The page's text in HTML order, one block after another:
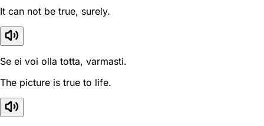
It can not be true, surely.
Se ei voi olla totta, varmasti.
The picture is true to life.